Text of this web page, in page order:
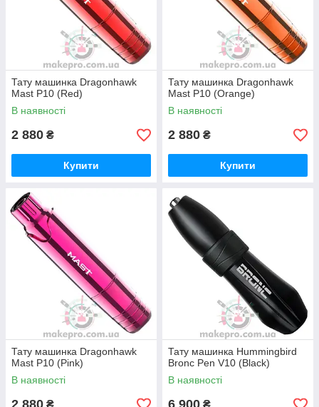
Тату машинка Dragonhawk
Mast P10 (Red)
В наявності
2 880 ₴
Купити
Тату машинка Dragonhawk
Mast P10 (Orange)
В наявності
2 880 ₴
Купити
Тату машинка Dragonhawk
Mast P10 (Pink)
В наявності
₴
Тату машинка Hummingbird
Bronc Pen V10 (Black)
В наявності
₴